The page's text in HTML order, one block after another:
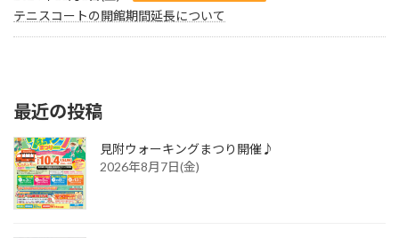
テニスコートの開館期間延長について
最近の投稿
見附ウォーキングまつり開催♪
2026年8月7日(金)